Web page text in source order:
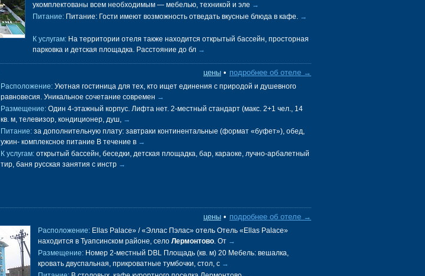
укомплектованы всем необходимым — мебелью, техникой и эле →
Питание: Питание: Гости имеют возможность отведать вкусные блюда в кафе. →
К услугам: На территории отеля также находится открытый бассейн, просторная
парковка и детская площадка. Расстояние до бл →
подробнее об отеле →
цены •
Расположение: Уютная гостиница для тех, кто ищет единения с природой и душевного
равновесия. Уникальное сочетание современ →
Размещение: Один 4-этажный корпус. Лифта нет. 2-местный стандарт (макс. 2+1 чел., 14
кв. м, телевизор, кондиционер, душ, →
Питание: за дополнительную плату: завтраки континентальные (формат «буфет»), обед,
ужин- комплексное питание В течение в →
К услугам: открытый бассейн, беседки, детская площадка, бар, караоке, лучно-арбалетный
тир, баня русская занятия с инстр →
подробнее об отеле →
цены •
Расположение: Ellas Palace» / «Эллас Пэлас» отель Отель «Ellas Palace»
находится в Туапсинском районе, село Лермонтово. От →
Размещение: Номер 2-местный DBL Площадь (кв. м) 20 Мебель: вешалка,
кровать двуспальная, прикроватные тумбочки, стол, с →